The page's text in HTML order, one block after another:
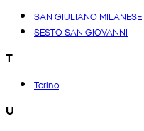
SAN GIULIANO MILANESE
SESTO SAN GIOVANNI
T
Torino
U